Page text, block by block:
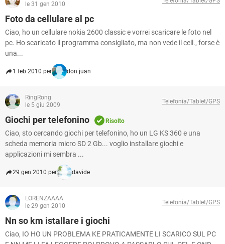
TIKTOK
HARDWARE
le 31 gen 2010
Foto da cellulare al pc
Ciao, ho un cellulare nokia 2600 classic e vorrei scaricare le foto nel
pc. Ho scaricato il programma consigliato, ma non vede il cell., forse è
una...
1 feb 2010 per don juan
RingRong
le 5 giu 2009
Telefonia/Tablet/GPS
Giochi per telefonino Risolto
Ciao, sto cercando giochi per telefonino, ho un LG KS 360 e una
scheda memoria micro SD 2 Gb... voglio installare giochi e
applicazioni mi sembra ...
29 gen 2010 per davide
LORENZAAAA
le 29 gen 2010
Telefonia/Tablet/GPS
Nn so km istallare i giochi
Ciao, IO HO UN PROBLEMA KE PRATICAMENTE LI SCARICO SUL PC